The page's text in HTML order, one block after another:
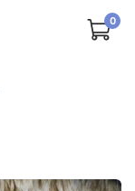
0